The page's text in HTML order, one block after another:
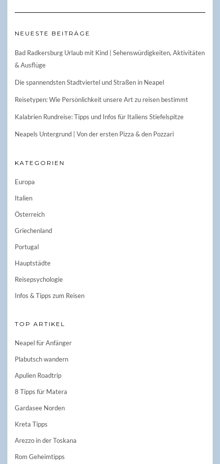
NEUESTE BEITRÄGE
Bad Radkersburg Urlaub mit Kind | Sehenswürdigkeiten, Aktivitäten
& Ausflüge
Die spannendsten Stadtviertel und Straßen in Neapel
Reisetypen: Wie Persönlichkeit unsere Art zu reisen bestimmt
Kalabrien Rundreise: Tipps und Infos für Italiens Stiefelspitze
Neapels Untergrund | Von der ersten Pizza & den Pozzari
KATEGORIEN
Europa
Italien
Österreich
Griechenland
Portugal
Hauptstädte
Reisepsychologie
Infos & Tipps zum Reisen
TOP ARTIKEL
Neapel für Anfänger
Plabutsch wandern
Apulien Roadtrip
8 Tipps für Matera
Gardasee Norden
Kreta Tipps
Arezzo in der Toskana
Rom Geheimtipps